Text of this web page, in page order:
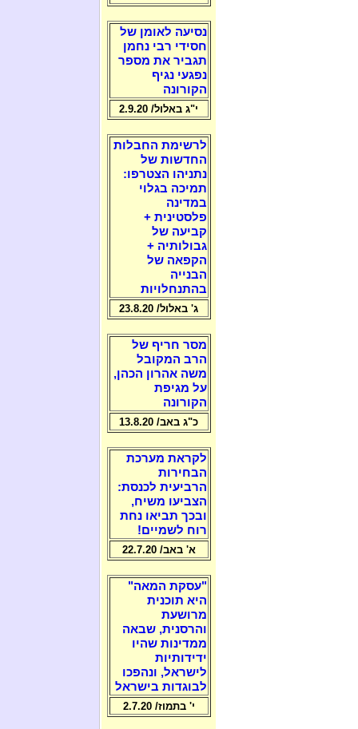
נסיעה לאומן של
חסידי רבי נחמן
תגביר את מספר
נפגעי נגיף
הקורונה
י"ג באלול/ 2.9.20
לרשימת החבלות
החדשות של
נתניהו הצטרפו:
תמיכה בגלוי
במדינה
פלסטינית +
קביעה של
גבולותיה +
הקפאה של
הבנייה
בהתנחלויות
ג' באלול/ 23.8.20
מסר חריף של
הרב המקובל
משה אהרון הכהן,
על מגיפת
הקורונה
כ"ג באב/ 13.8.20
לקראת מערכת
הבחירות
הרביעית לכנסת:
הצביעו משיח,
ובכך תביאו נחת
רוח לשמיים!
א' באב/ 22.7.20
"עסקת המאה"
היא תוכנית
מרושעת
והרסנית, שבאה
ממדינות שהיו
ידידותיות
לישראל, ונהפכו
לבוגדות בישראל
י' בתמוז/ 2.7.20